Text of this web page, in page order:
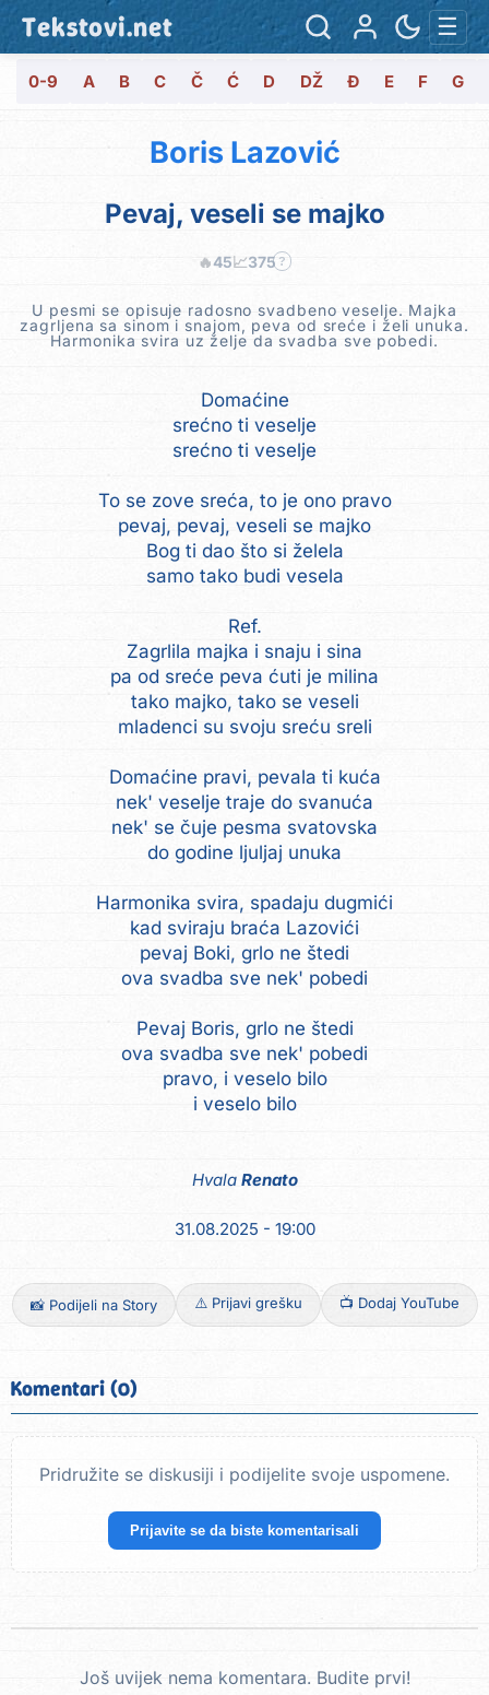
Tekstovi.net ☰
0-9 A B C Č Ć D DŽ Đ E F G
Boris Lazović
Pevaj, veseli se majko
🔥45📈375 ?
U pesmi se opisuje radosno svadbeno veselje. Majka
zagrljena sa sinom i snajom, peva od sreće i želi unuka.
Harmonika svira uz želje da svadba sve pobedi.
Domaćine
srećno ti veselje
srećno ti veselje
To se zove sreća, to je ono pravo
pevaj, pevaj, veseli se majko
Bog ti dao što si želela
samo tako budi vesela
Ref.
Zagrlila majka i snaju i sina
pa od sreće peva ćuti je milina
tako majko, tako se veseli
mladenci su svoju sreću sreli
Domaćine pravi, pevala ti kuća
nek' veselje traje do svanuća
nek' se čuje pesma svatovska
do godine ljuljaj unuka
Harmonika svira, spadaju dugmići
kad sviraju braća Lazovići
pevaj Boki, grlo ne štedi
ova svadba sve nek' pobedi
Pevaj Boris, grlo ne štedi
ova svadba sve nek' pobedi
pravo, i veselo bilo
i veselo bilo
Hvala Renato
31.08.2025 - 19:00
📸 Podijeli na Story ⚠️ Prijavi grešku 📺 Dodaj YouTube
Komentari (0)
Pridružite se diskusiji i podijelite svoje uspomene.
Prijavite se da biste komentarisali
Još uvijek nema komentara. Budite prvi!